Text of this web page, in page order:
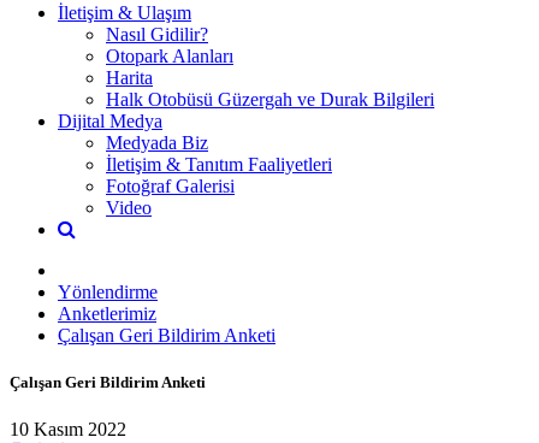
İletişim & Ulaşım
Nasıl Gidilir?
Otopark Alanları
Harita
Halk Otobüsü Güzergah ve Durak Bilgileri
Dijital Medya
Medyada Biz
İletişim & Tanıtım Faaliyetleri
Fotoğraf Galerisi
Video
Yönlendirme
Anketlerimiz
Çalışan Geri Bildirim Anketi
Çalışan Geri Bildirim Anketi
10 Kasım 2022